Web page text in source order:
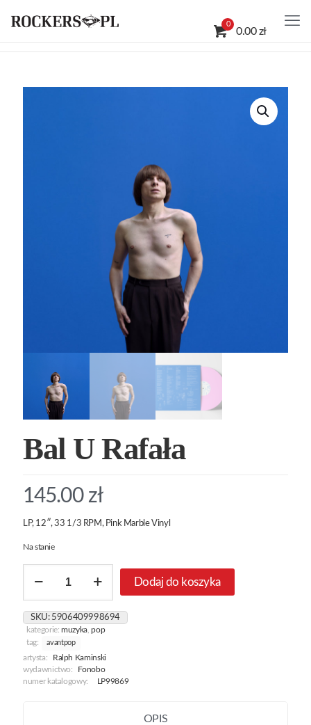
0
0.00 zł
Bal U Rafała
145.00 zł
LP, 12″, 33 1/3 RPM, Pink Marble Vinyl
Na stanie
Rafała
Dodaj do koszyka
SKU: 5906409998694
kategorie:muzyka ,pop
tag:
avantpop
artysta:
Ralph Kaminski
wydawnictwo:
Fonobo
numer katalogowy:
LP99869
OPIS